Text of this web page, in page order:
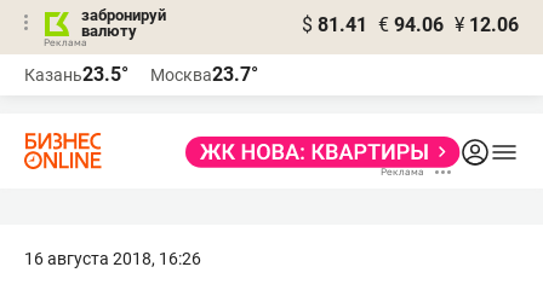
забронируй
валюту
$ 81.41 € 94.06 ¥ 12.06
Казань23.5° Москва23.7°
16 августа 2018, 16:26